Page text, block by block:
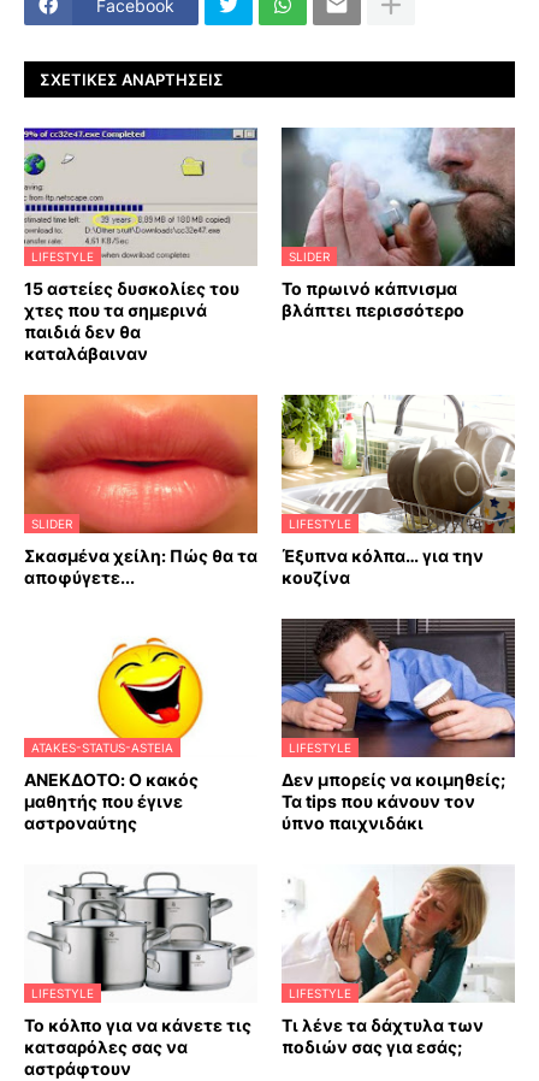
Facebook
ΣΧΕΤΙΚΈΣ ΑΝΑΡΤΉΣΕΙΣ
LIFESTYLE
15 αστείες δυσκολίες του
χτες που τα σημερινά
παιδιά δεν θα
καταλάβαιναν
SLIDER
Το πρωινό κάπνισμα
βλάπτει περισσότερο
SLIDER
Σκασμένα χείλη: Πώς θα τα
αποφύγετε...
LIFESTYLE
Έξυπνα κόλπα… για την
κουζίνα
ATAKES-STATUS-ASTEIA
ΑΝΕΚΔΟΤΟ: Ο κακός
μαθητής που έγινε
αστροναύτης
LIFESTYLE
Δεν μπορείς να κοιμηθείς;
Τα tips που κάνουν τον
ύπνο παιχνιδάκι
LIFESTYLE
Το κόλπο για να κάνετε τις
κατσαρόλες σας να
αστράφτουν
LIFESTYLE
Τι λένε τα δάχτυλα των
ποδιών σας για εσάς;